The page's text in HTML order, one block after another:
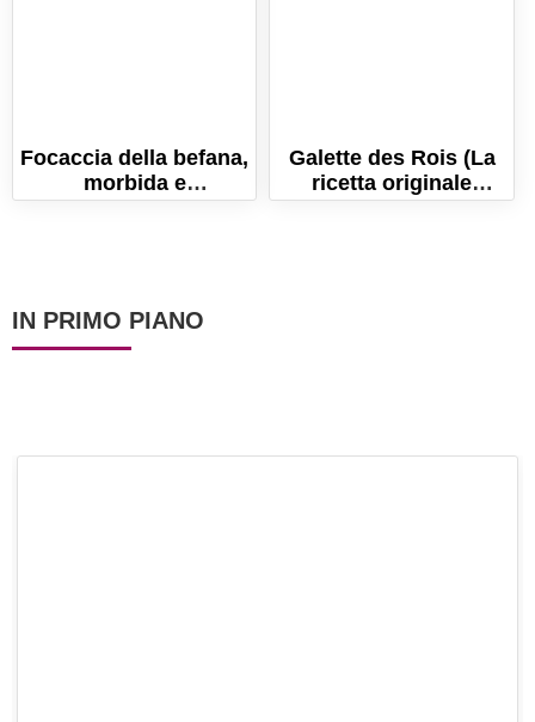
Focaccia della befana,
morbida e
scenografica! Ricetta
Galette des Rois (La
ricetta originale
francese!)
IN PRIMO PIANO